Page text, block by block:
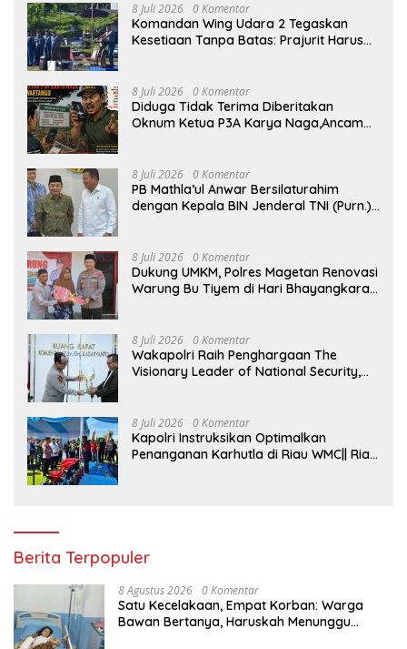
8 Juli 2026 0 Komentar
Komandan Wing Udara 2 Tegaskan
Kesetiaan Tanpa Batas: Prajurit Harus
8 Juli 2026 0 Komentar
Diduga Tidak Terima Diberitakan
Oknum Ketua P3A Karya Naga,Ancam
8 Juli 2026 0 Komentar
PB Mathla’ul Anwar Bersilaturahim
dengan Kepala BIN Jenderal TNI (Purn.)
8 Juli 2026 0 Komentar
Dukung UMKM, Polres Magetan Renovasi
Warung Bu Tiyem di Hari Bhayangkara
8 Juli 2026 0 Komentar
Wakapolri Raih Penghargaan The
Visionary Leader of National Security,
8 Juli 2026 0 Komentar
Kapolri Instruksikan Optimalkan
Penanganan Karhutla di Riau WMC|| Riau
Instruksi tersebut disampaikan saat
meninjau langsung kesiapan Polda Riau
terkait dengan penanganan sekaligus
menyerahkan peralatan kebakaran
hutan dan lahan di Kabupaten Kampar,
Riau, Rabu (8/7/2026). “Tadi kita cek
Berita Terpopuler
8 Agustus 2026 0 Komentar
Satu Kecelakaan, Empat Korban: Warga
Bawan Bertanya, Haruskah Menunggu